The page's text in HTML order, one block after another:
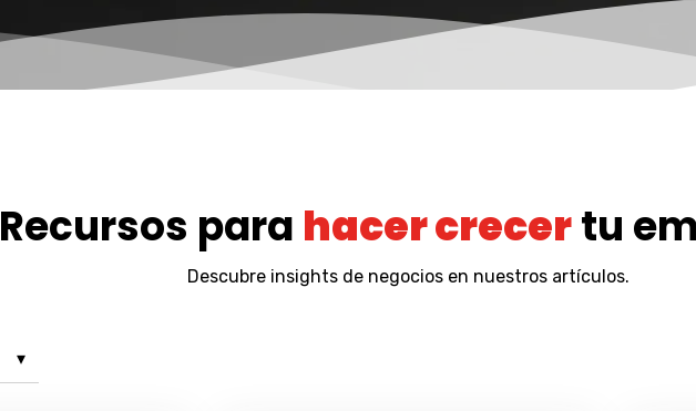
Recursos para hacer crecertu
Descubre insights de negocios en nuestros artículos.